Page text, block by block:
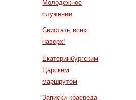
Молодежное
служение
Свистать всех
наверх!
Екатеринбургским
Царским
маршрутом
Записки краеведа